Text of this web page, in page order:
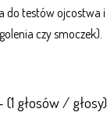
do testów ojcostwa i
czy smoczek).
głosów / głosy)